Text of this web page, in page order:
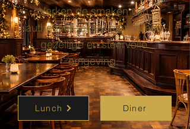
Verken de smaken van
authentiek lekker eten in een
gezellige en sfeervolle
omgeving.
Lunch Diner